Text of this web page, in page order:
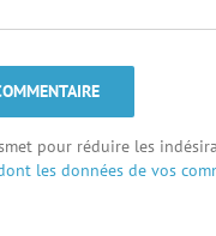
pour réduire les
les données de vos